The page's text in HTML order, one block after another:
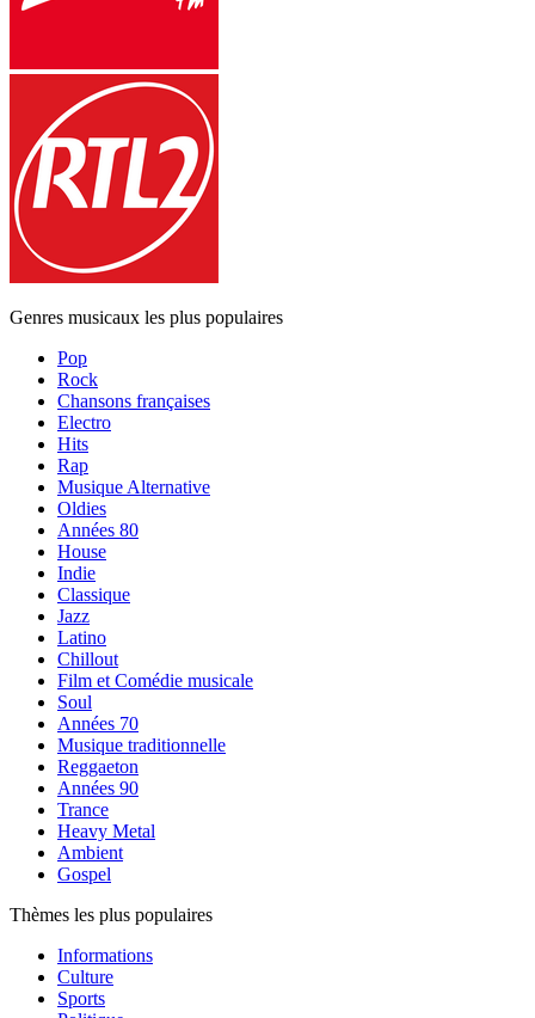
Genres musicaux les plus populaires
Pop
Rock
Chansons françaises
Electro
Hits
Rap
Musique Alternative
Oldies
Années 80
House
Indie
Classique
Jazz
Latino
Chillout
Film et Comédie musicale
Soul
Années 70
Musique traditionnelle
Reggaeton
Années 90
Trance
Heavy Metal
Ambient
Gospel
Thèmes les plus populaires
Informations
Culture
Sports